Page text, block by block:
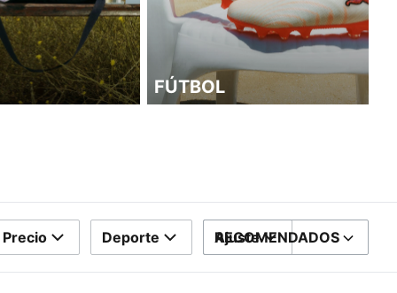
FÚTBOL
Precio Deporte Ajuste
ORDENAR POR
RECOMENDADOS